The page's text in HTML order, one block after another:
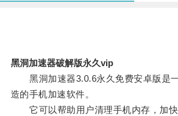
黑洞加速器破解版永久vip
黑洞加速器3.0.6永久免费安卓版是
造的手机加速软件。
它可以帮助用户清理手机内存，加快